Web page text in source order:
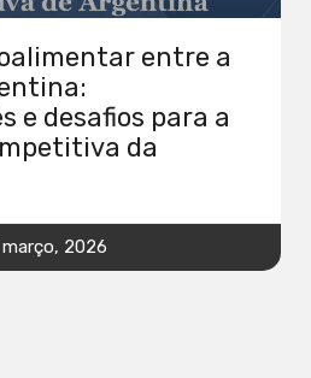
entre a
e desafios para a
da
2026